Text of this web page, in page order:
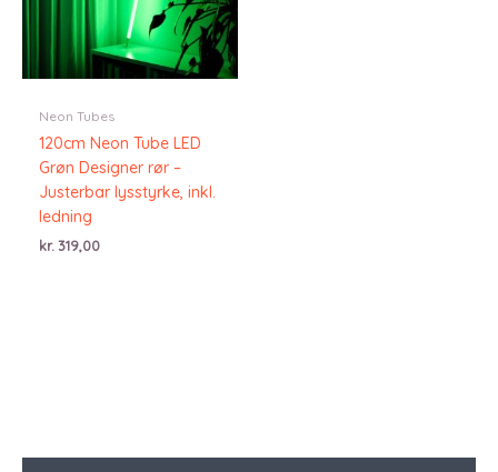
Neon Tubes
120cm Neon Tube LED
Grøn Designer rør –
Justerbar lysstyrke, inkl.
ledning
kr.319,00